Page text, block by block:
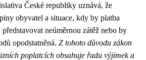
České republiky uznává, že
obyvatel a situace, kdy by platba
neúměrnou zátěž nebo by
opodstatněná. Z tohoto důvodu zákon
poplatcích obsahuje řadu výjimek a